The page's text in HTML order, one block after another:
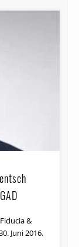
&
Juni 2016.